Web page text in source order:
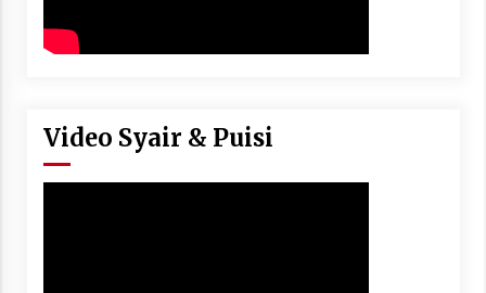
Video Syair & Puisi